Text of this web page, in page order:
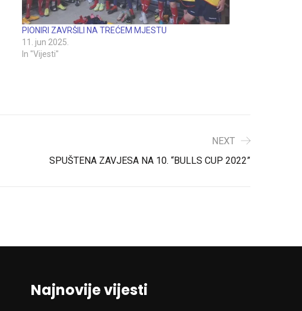
PIONIRI ZAVRŠILI NA TREĆEM MJESTU
11. jun 2025.
In "Vijesti"
NEXT
SPUŠTENA ZAVJESA NA 10. “BULLS CUP 2022”
Najnovije vijesti